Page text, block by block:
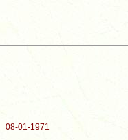
08-01-1971